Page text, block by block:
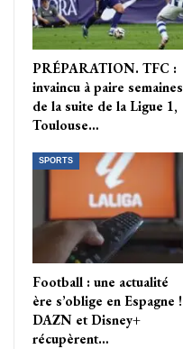
PRÉPARATION. TFC :
invaincu à paire semaines
de la suite de la Ligue 1,
Toulouse…
SPORTS
Football : une actualité
ère s’oblige en Espagne !
DAZN et Disney+
récupèrent…